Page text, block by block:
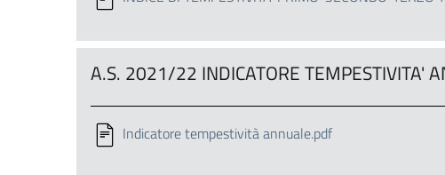
A.S. 2021/22 INDICATORE
Indicatore tempestività annuale.pdf